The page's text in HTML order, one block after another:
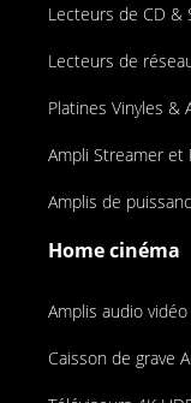
Lecteurs de CD &
Lecteurs de
Platines Vinyles &
Ampli Streamer et
Amplis de
Home cinéma
Amplis audio vidéo
Caisson de grave